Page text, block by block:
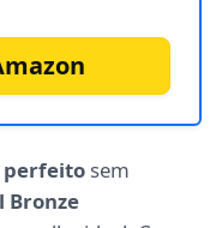
perfeito sem
Bronze